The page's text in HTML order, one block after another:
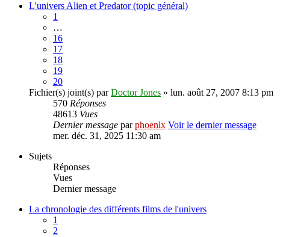
L'univers Alien et Predator (topic général)
1
…
16
17
18
19
20
Fichier(s) joint(s) parDoctor Jones » lun. août 27, 2007 8:13 pm
570 Réponses
48613 Vues
Dernier message parphoenlx Voir le dernier message
mer. déc. 31, 2025 11:30 am
Sujets
Réponses
Vues
Dernier message
La chronologie des différents films de l'univers
1
2